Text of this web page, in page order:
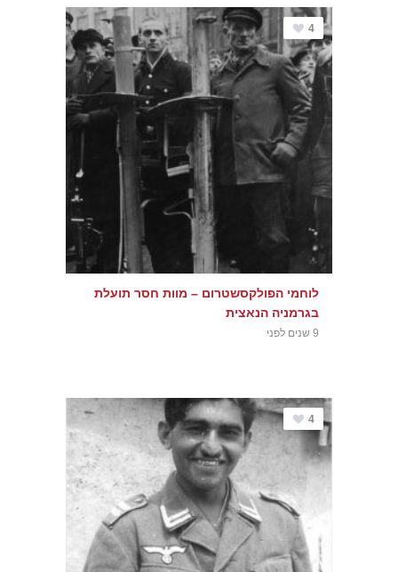
4
לוחמי הפולקסשטרום – מוות חסר תועלת
בגרמניה הנאצית
9 שנים לפני
4